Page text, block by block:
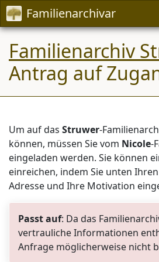
Familienarchivar
Familienarchiv
Antrag auf
Um auf das Struwer-
können, müssen Sie vom Nicole-
eingeladen werden. Sie können
einreichen, indem Sie unten
Adresse und Ihre Motivation
Passt auf: Da das
vertrauliche Informationen
Anfrage möglicherweise nicht